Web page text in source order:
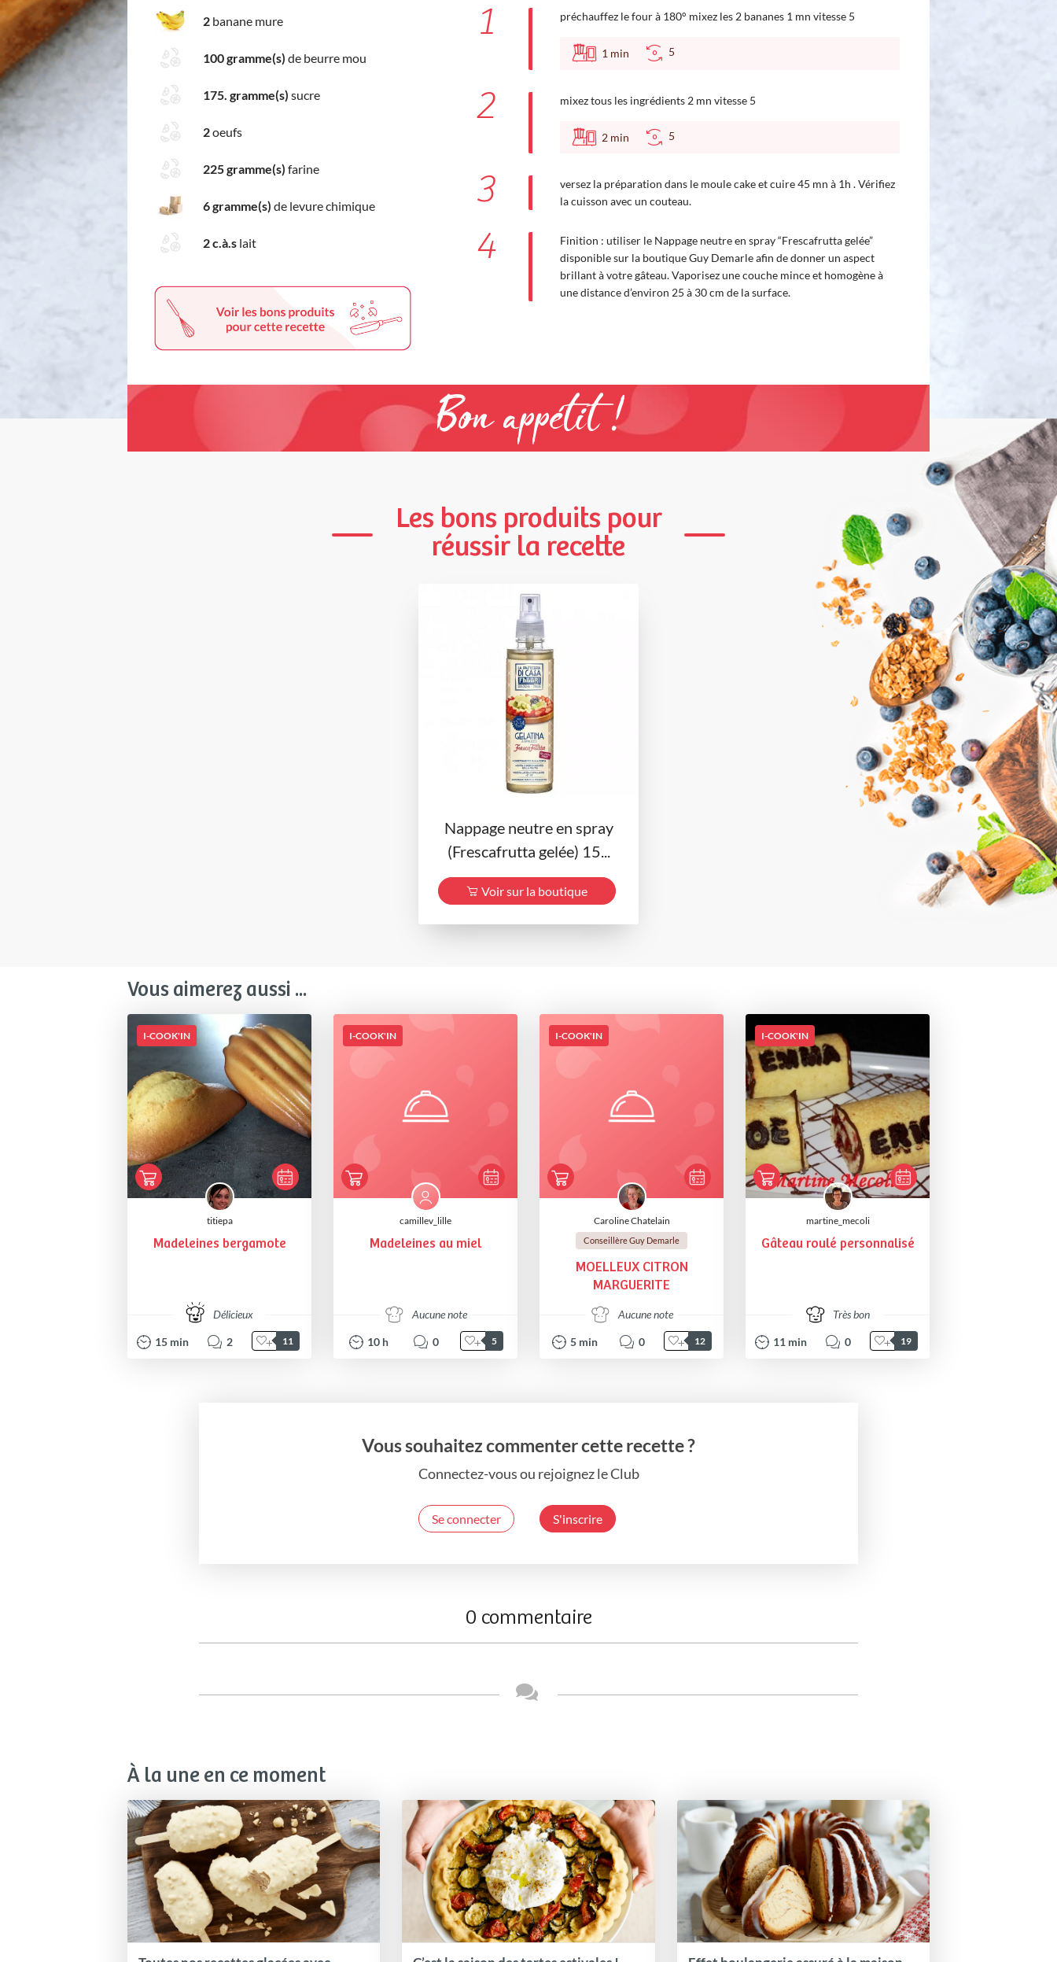
2 banane mure
100 gramme(s) de beurre mou
175. gramme(s) sucre
2oeufs
225 gramme(s) farine
6 gramme(s) de levure chimique
2 c.à.s lait
1 préchauffez le four à 180° mixez les 2 bananes 1 mn vitesse 5
1 min 5
2 mixez tous les ingrédients 2 mn vitesse 5
2 min 5
3
versez la préparation dans le moule cake et cuire 45 mn à 1h . Vérifiez
la cuisson avec un couteau.
4
Finition : utiliser le Nappage neutre en spray “Frescafrutta gelée”
disponible sur la boutique Guy Demarle afin de donner un aspect
brillant à votre gâteau. Vaporisez une couche mince et homogène à
une distance d’environ 25 à 30 cm de la surface.
Bon appétit !
Les bons produits pour
réussir la recette
Nappage neutre en spray
(Frescafrutta gelée) 15...
Voir sur la boutique
Vous aimerez aussi ...
I-COOK'IN
titiepa
Madeleines bergamote
Délicieux
15 min 2 11
I-COOK'IN
camillev_lille
Madeleines au miel
Aucune note
10 h 0 5
I-COOK'IN
Caroline Chatelain
Conseillère Guy Demarle
MOELLEUX CITRON
MARGUERITE
Aucune note
5 min 0 12
I-COOK'IN
martine_mecoli
Gâteau roulé personnalisé
Très bon
11 min 0 19
Vous souhaitez commenter cette recette ?
Connectez-vous ou rejoignez le Club
Se connecter S'inscrire
0 commentaire
À la une en ce moment